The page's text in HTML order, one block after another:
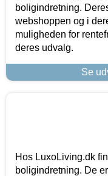
boligindretning.
webshoppen og i
muligheden for
deres udvalg.
Se
Hos LuxoLiving.dk
boligindretning. De